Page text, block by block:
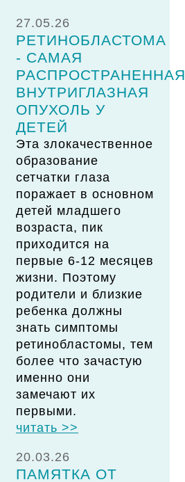
27.05.26
РЕТИНОБЛАСТОМА
- САМАЯ
РАСПРОСТРАНЕННАЯ
ВНУТРИГЛАЗНАЯ
ОПУХОЛЬ У
ДЕТЕЙ
Эта злокачественное
образование
сетчатки глаза
поражает в основном
детей младшего
возраста, пик
приходится на
первые 6-12 месяцев
жизни. Поэтому
родители и близкие
ребенка должны
знать симптомы
ретинобластомы, тем
более что зачастую
именно они
замечают их
первыми.
читать >>
20.03.26
ПАМЯТКА ОТ